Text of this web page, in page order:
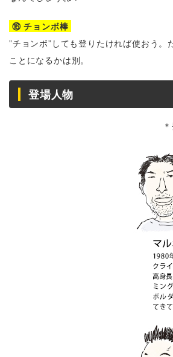
⑯ チョンボ棒
”チョンボ”しても登りたければ使おう。
ことになるかは別。
登場人物